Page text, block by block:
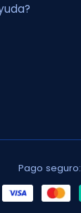
Pago seguro: